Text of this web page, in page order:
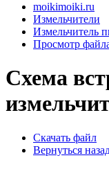
moikimoiki.ru
Измельчители
Измельчитель
Просмотр
Схема
Скачать файл
Вернуться